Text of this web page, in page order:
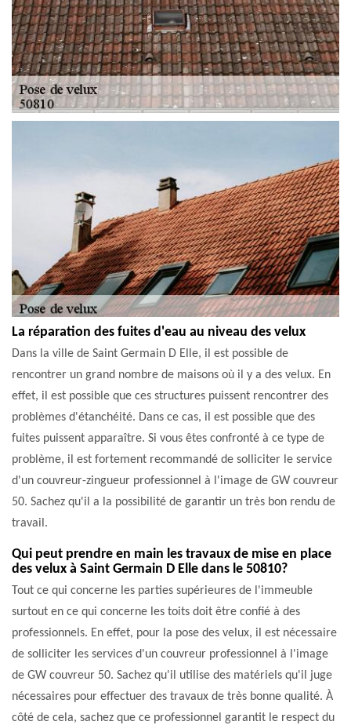
La réparation des fuites d'eau au niveau des velux
Dans la ville de Saint Germain D Elle, il est possible de
rencontrer un grand nombre de maisons où il y a des velux. En
effet, il est possible que ces structures puissent rencontrer des
problèmes d'étanchéité. Dans ce cas, il est possible que des
fuites puissent apparaître. Si vous êtes confronté à ce type de
problème, il est fortement recommandé de solliciter le service
d'un couvreur-zingueur professionnel à l'image de GW couvreur
50. Sachez qu'il a la possibilité de garantir un très bon rendu de
travail.
Qui peut prendre en main les travaux de mise en place
des velux à Saint Germain D Elle dans le 50810?
Tout ce qui concerne les parties supérieures de l'immeuble
surtout en ce qui concerne les toits doit être confié à des
professionnels. En effet, pour la pose des velux, il est nécessaire
de solliciter les services d'un couvreur professionnel à l'image
de GW couvreur 50. Sachez qu'il utilise des matériels qu'il juge
nécessaires pour effectuer des travaux de très bonne qualité. À
côté de cela, sachez que ce professionnel garantit le respect du